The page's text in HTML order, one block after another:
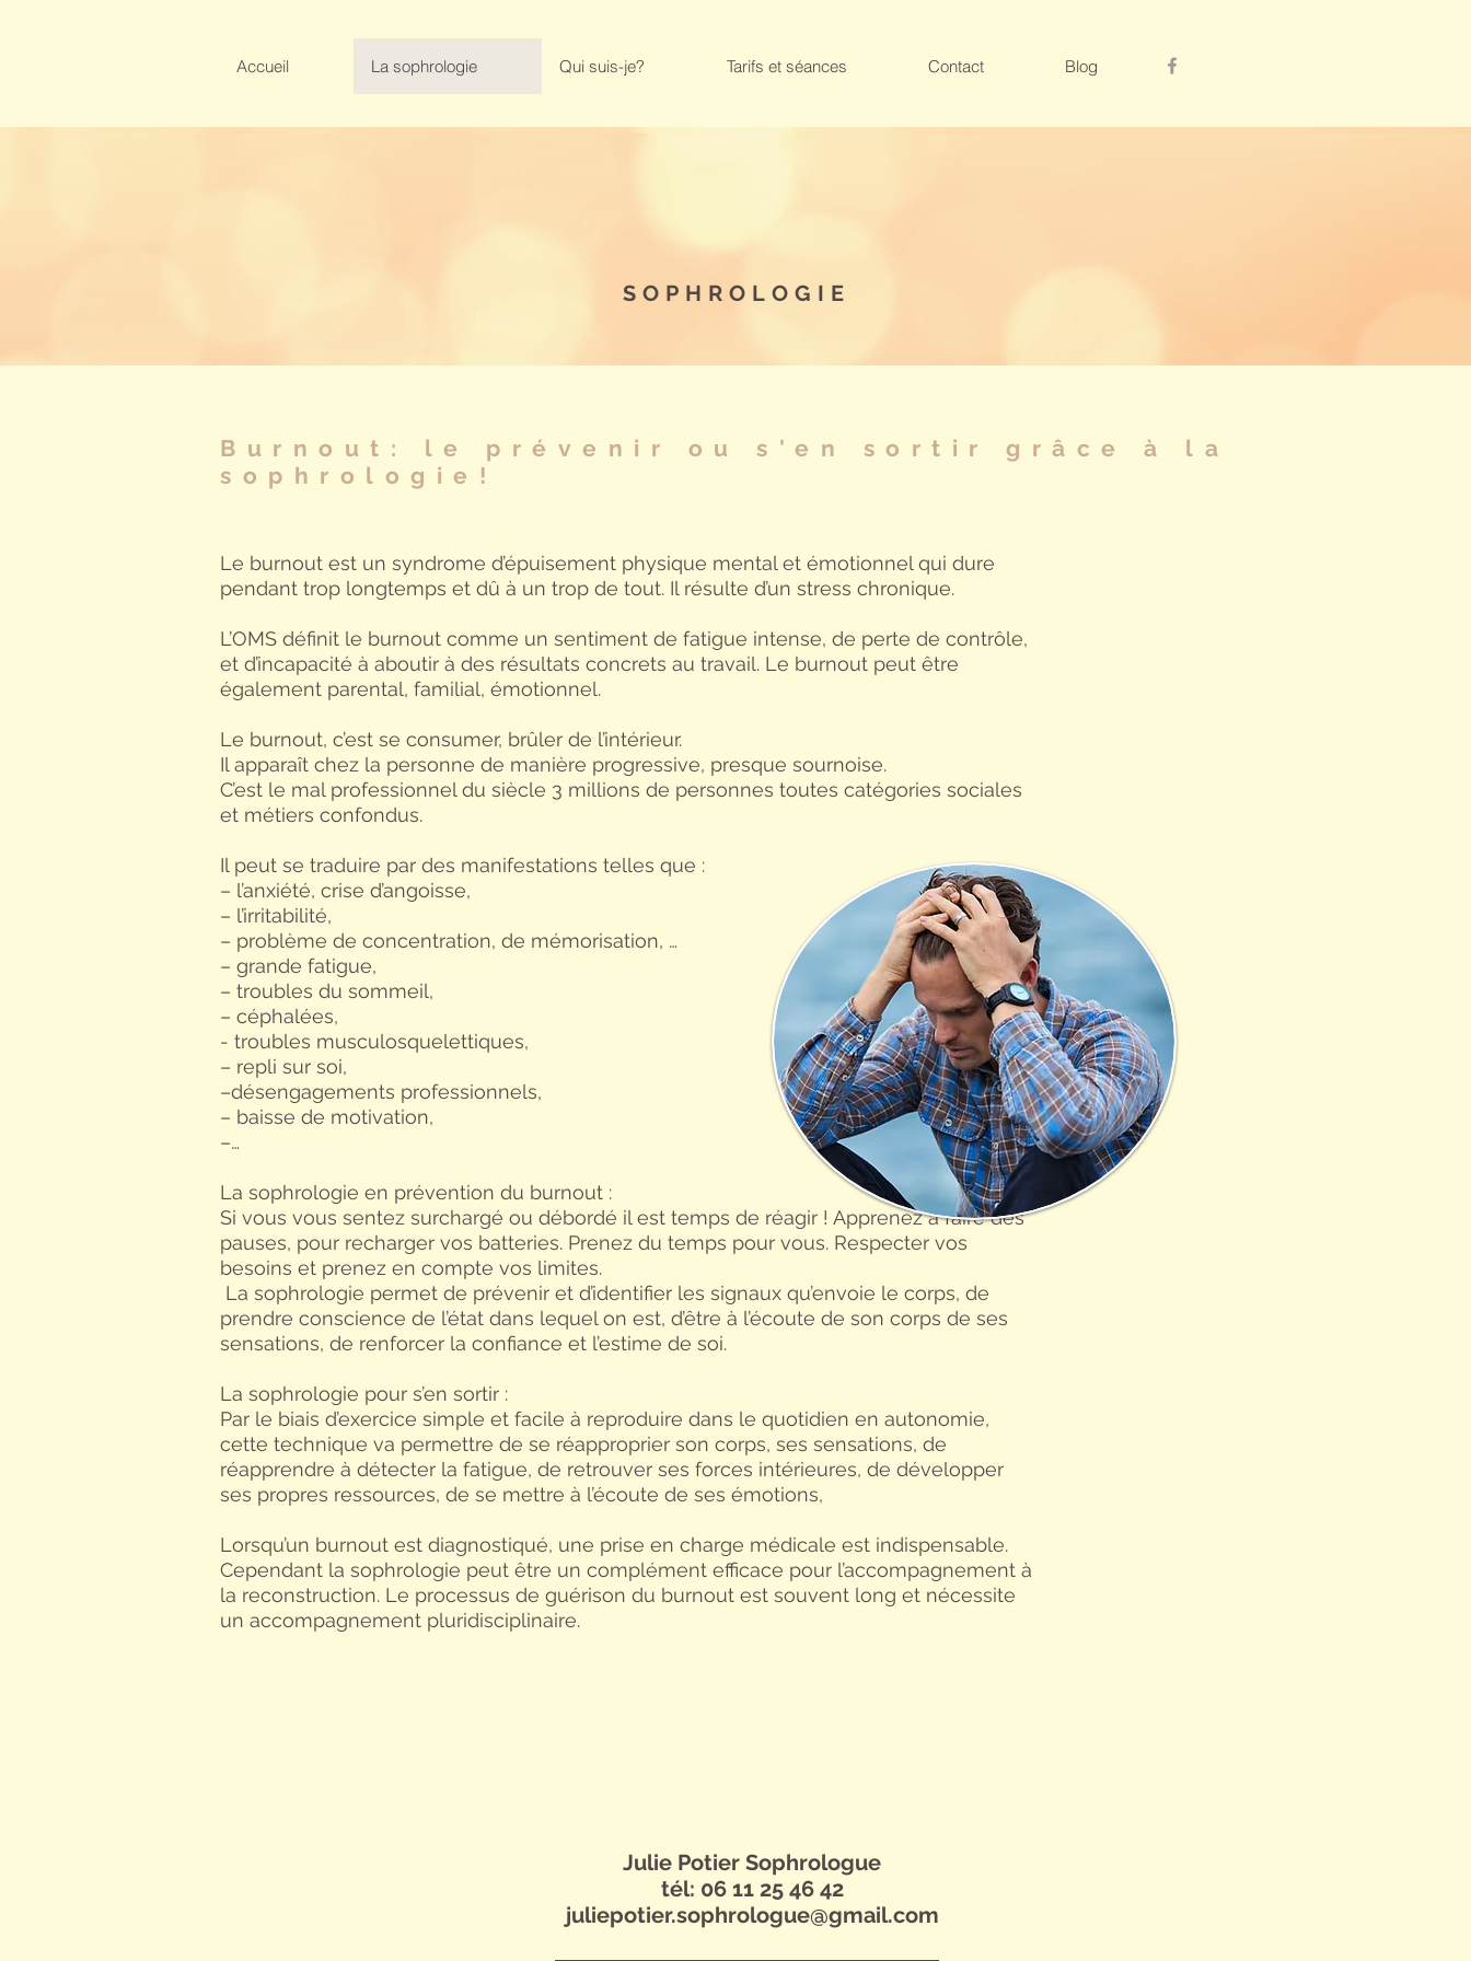
Accueil La sophrologie Qui suis-je? Tarifs et séances Contact Blog
LA SOPHROLOGIE
SOPHROLOGIE
Burnout: le prévenir ou s'en sortir grâce à la
sophrologie!
Le burnout est un syndrome d’épuisement physique mental et émotionnel qui dure
pendant trop longtemps et dû à un trop de tout. Il résulte d’un stress chronique.
L’OMS définit le burnout comme un sentiment de fatigue intense, de perte de contrôle,
et d’incapacité à aboutir à des résultats concrets au travail. Le burnout peut être
également parental, familial, émotionnel.
Le burnout, c’est se consumer, brûler de l’intérieur.
Il apparaît chez la personne de manière progressive, presque sournoise.
C’est le mal professionnel du siècle 3 millions de personnes toutes catégories sociales
et métiers confondus.
Il peut se traduire par des manifestations telles que :
– l’anxiété, crise d’angoisse,
– l’irritabilité,
– problème de concentration, de mémorisation, …
– grande fatigue,
– troubles du sommeil,
– céphalées,
- troubles musculosquelettiques,
– repli sur soi,
–désengagements professionnels,
– baisse de motivation,
–…
La sophrologie en prévention du burnout :
Si vous vous sentez surchargé ou débordé il est temps de réagir ! Apprenez à faire des
pauses, pour recharger vos batteries. Prenez du temps pour vous. Respecter vos
besoins et prenez en compte vos limites.
La sophrologie permet de prévenir et d’identifier les signaux qu’envoie le corps, de
prendre conscience de l’état dans lequel on est, d’être à l’écoute de son corps de ses
sensations, de renforcer la confiance et l’estime de soi.
La sophrologie pour s’en sortir :
Par le biais d’exercice simple et facile à reproduire dans le quotidien en autonomie,
cette technique va permettre de se réapproprier son corps, ses sensations, de
réapprendre à détecter la fatigue, de retrouver ses forces intérieures, de développer
ses propres ressources, de se mettre à l’écoute de ses émotions,
Lorsqu’un burnout est diagnostiqué, une prise en charge médicale est indispensable.
Cependant la sophrologie peut être un complément efficace pour l’accompagnement à
la reconstruction. Le processus de guérison du burnout est souvent long et nécessite
un accompagnement pluridisciplinaire.
Julie Potier Sophrologue
tél: 06 11 25 46 42
juliepotier.sophrologue@gmail.com